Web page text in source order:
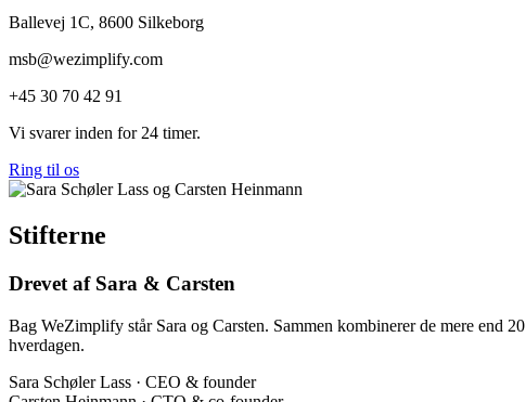
Ballevej 1C, 8600 Silkeborg
msb@wezimplify.com
+45 30 70 42 91
Vi svarer inden for 24 timer.
Ring til os
Stifterne
Drevet af Sara & Carsten
Bag WeZimplify står Sara og Carsten. Sammen kombinerer de mere end
hverdagen.
Sara Schøler Lass · CEO & founder